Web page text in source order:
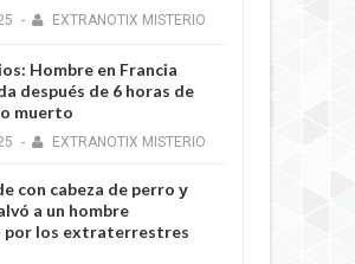
- EXTRANOTIX MISTERIO
Hombre en Francia
después de 6 horas de
muerto
- EXTRANOTIX MISTERIO
con cabeza de perro у
a un hombre
por los extraterrestres